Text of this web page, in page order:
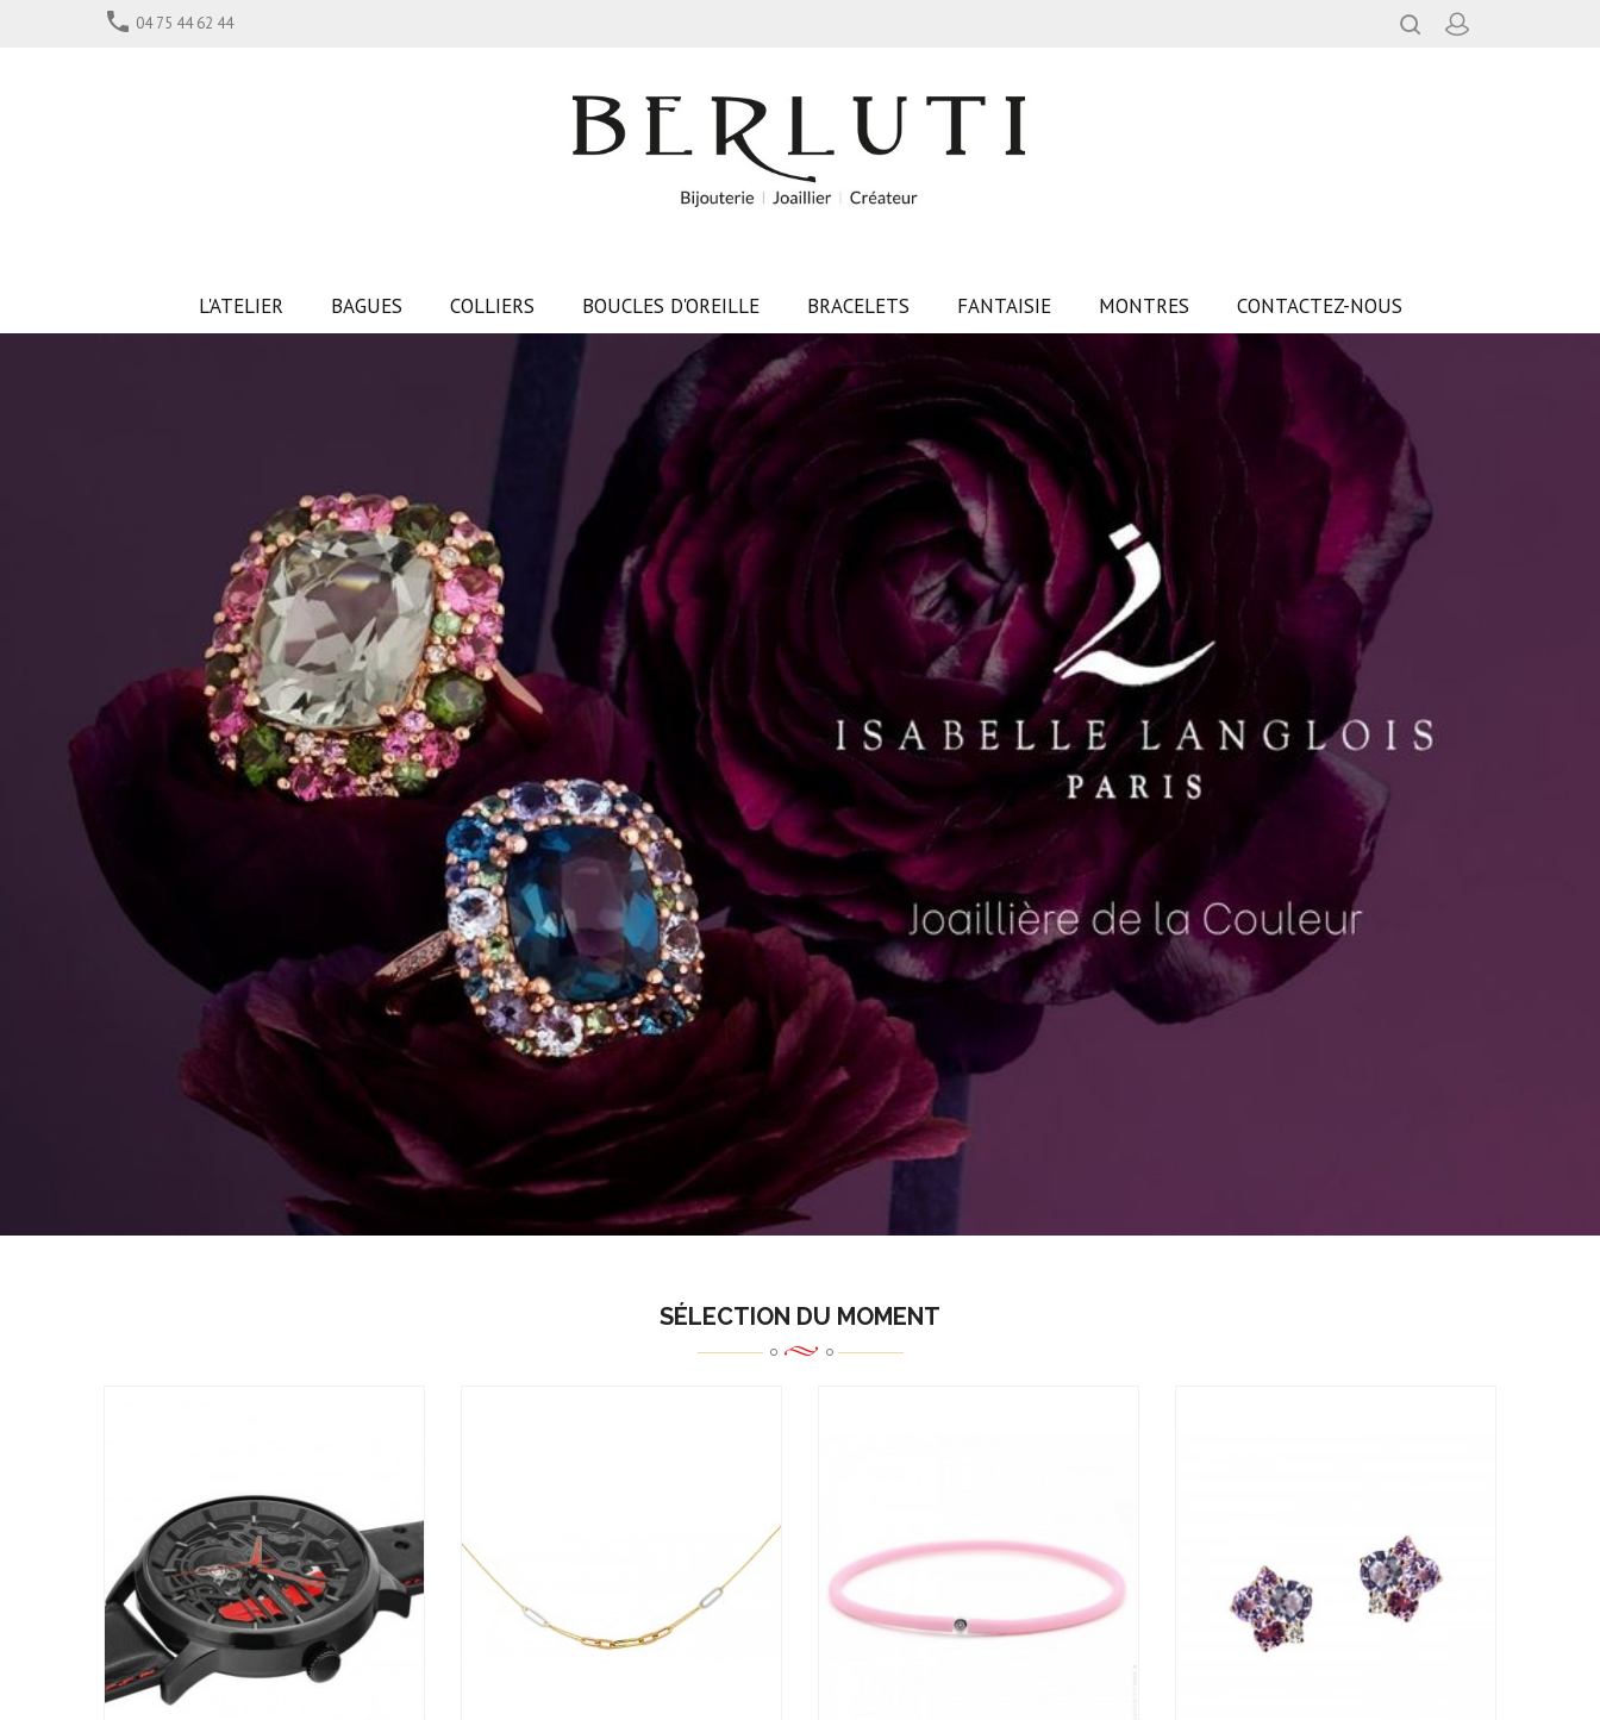
 04 75 44 62 44
L'ATELIER BAGUES COLLIERS BOUCLES D'OREILLE BRACELETS FANTAISIE MONTRES CONTACTEZ-NOUS
SÉLECTION DU MOMENT